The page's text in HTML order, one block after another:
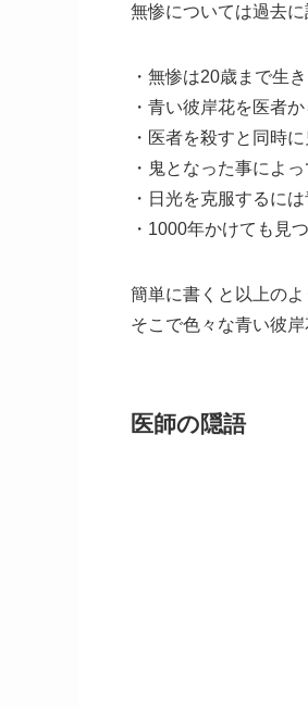
無惨については過去
・無惨は20歳まで生
・青い彼岸花を医者
・医者を殺すと同時に
・鬼となった事によ
・日光を克服するに
・1000年かけても見
簡単に書くと以上の
そこで色々な青い彼
医師の隠語